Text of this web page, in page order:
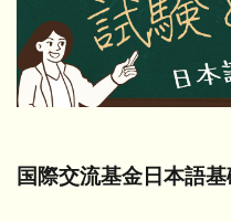
国際交流基金日本語基